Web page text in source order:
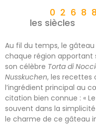
les siècles
Au fil du temps, le
chaque région apportant
son célèbre Torta di
Nusskuchen, les recettes
l’ingrédient principal au
citation bien connue : «
souvent dans la
le charme de ce gâteau